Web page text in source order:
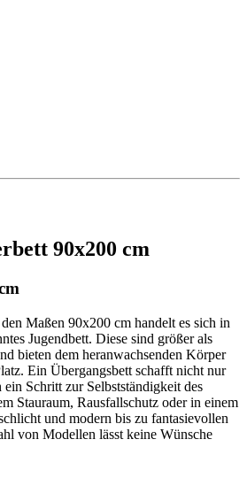
90x200 cm
Maßen 90x200 cm handelt es sich in
Jugendbett. Diese sind größer als
bieten dem heranwachsenden Körper
Ein Übergangsbett schafft nicht nur
Schritt zur Selbstständigkeit des
Stauraum, Rausfallschutz oder in einem
und modern bis zu fantasievollen
von Modellen lässt keine Wünsche